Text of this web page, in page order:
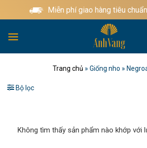
qua
dung
Miễn phí giao hàng tiêu
Trang chủ » Giống nho »
Bộ lọc
Không tìm thấy sản phẩm nào khớp với